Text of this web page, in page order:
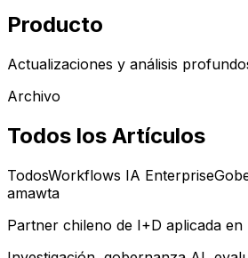
Producto
Actualizaciones y análisis
Archivo
Todos los Artículos
TodosWorkflows IA Enterprise
amawta
Partner chileno de I+D aplicada en